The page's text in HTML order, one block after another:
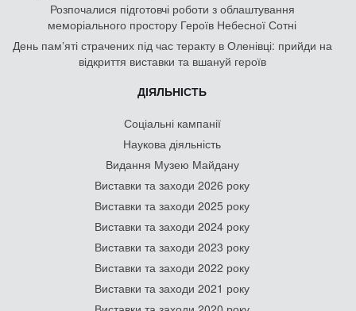
Розпочалися підготовчі роботи з облаштування
меморіального простору Героїв Небесної Сотні
День памʼяті страчених під час теракту в Оленівці: прийди на
відкриття виставки та вшануй героїв
ДІЯЛЬНІСТЬ
Соціальні кампанії
Наукова діяльність
Видання Музею Майдану
Виставки та заходи 2026 року
Виставки та заходи 2025 року
Виставки та заходи 2024 року
Виставки та заходи 2023 року
Виставки та заходи 2022 року
Виставки та заходи 2021 року